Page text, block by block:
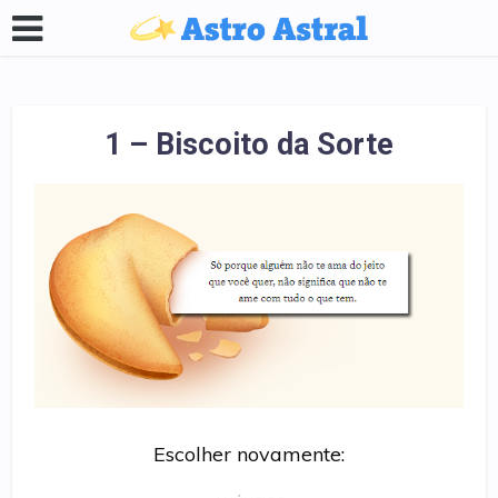
1 – Biscoito da Sorte
Escolher novamente: